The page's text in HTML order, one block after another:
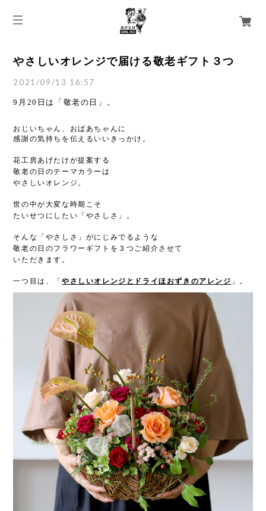
やさしいオレンジで届ける敬老ギフト３つ
2021/09/13 16:57
9月20日は「敬老の日」。
おじいちゃん、おばあちゃんに
感謝の気持ちを伝えるいいきっかけ。
花工房あげたけが提案する
敬老の日のテーマカラーは
やさしいオレンジ。
世の中が大変な時期こそ
たいせつにしたい「やさしさ」。
そんな「やさしさ」がにじみでるような
敬老の日のフラワーギフトを３つご紹介させて
いただきます。
一つ目は、「 やさしいオレンジとドライほおずきのアレンジ 」。